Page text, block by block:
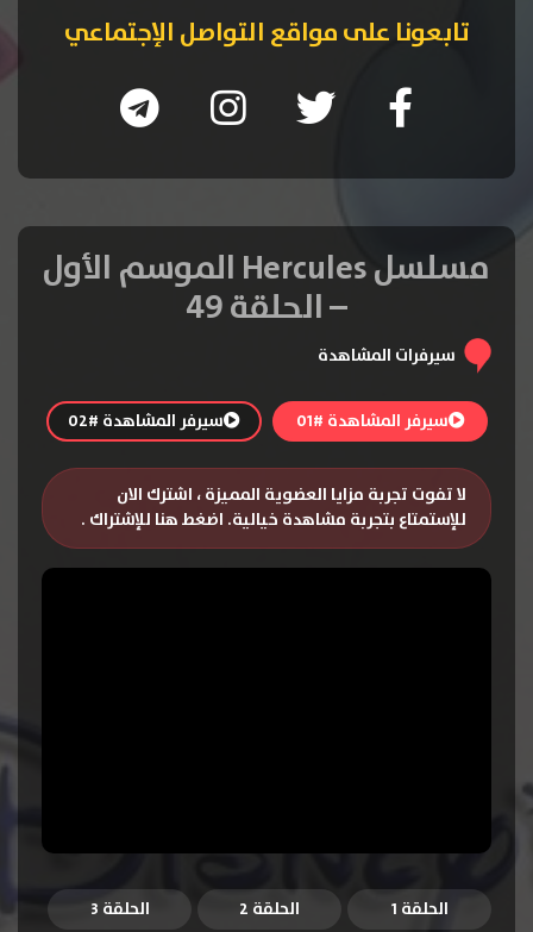
تابعونا على مواقع التواصل الإجتماعي
مسلسل Hercules الموسم الأول
– الحلقة 49
سيرفرات المشاهدة
سيرفر المشاهدة #01 سيرفر المشاهدة #02
لا تفوت تجربة مزايا العضوية المميزة ، اشترك الان
للإستمتاع بتجربة مشاهدة خيالية. اضغط هنا للإشتراك .
الحلقة 1 الحلقة 2
الحلقة 3